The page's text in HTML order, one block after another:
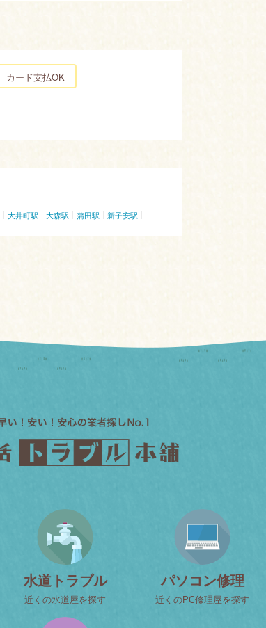
カード支払OK
大井町駅 大森駅 蒲田駅 新子安駅
水道トラブル
近くの水道屋を探す
パソコン修理
近くのPC修理屋を探す